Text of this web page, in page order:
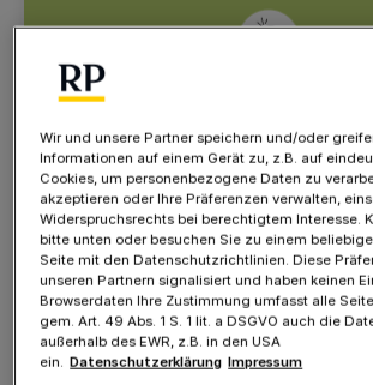
TÄGLICH
Abpfiff
Das Wichtigste vom Tag aus der
Ergebnisse, Hintergründe, Meinung
Nachrichten. Unser abendliches
Sport-Fans.
Wir und unsere Partner speichern und/oder
Informationen auf einem Gerät zu, z.B. auf
Cookies, um personenbezogene Daten zu
akzeptieren oder Ihre Präferenzen verwalten,
Widerspruchsrechts bei berechtigtem Interesse.
bitte unten oder besuchen Sie zu einem
Seite mit den Datenschutzrichtlinien. Diese
unseren Partnern signalisiert und haben keinen
Browserdaten Ihre Zustimmung umfasst alle
gem. Art. 49 Abs. 1 S. 1 lit. a DSGVO auch die
außerhalb des EWR, z.B. in den USA
ein. Datenschutzerklärung Impressum